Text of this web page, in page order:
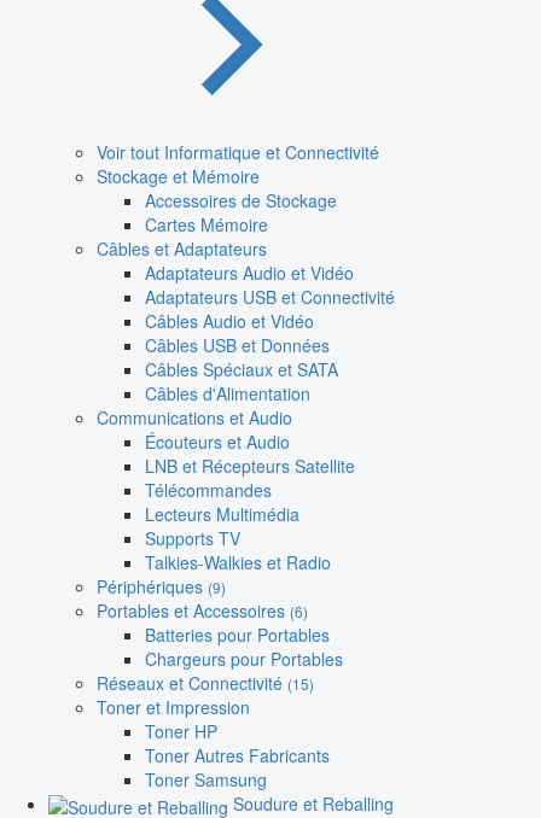
Voir tout Informatique et Connectivité
Stockage et Mémoire
Accessoires de Stockage
Cartes Mémoire
Câbles et Adaptateurs
Adaptateurs Audio et Vidéo
Adaptateurs USB et Connectivité
Câbles Audio et Vidéo
Câbles USB et Données
Câbles Spéciaux et SATA
Câbles d'Alimentation
Communications et Audio
Écouteurs et Audio
LNB et Récepteurs Satellite
Télécommandes
Lecteurs Multimédia
Supports TV
Talkies-Walkies et Radio
Périphériques (9)
Portables et Accessoires (6)
Batteries pour Portables
Chargeurs pour Portables
Réseaux et Connectivité (15)
Toner et Impression
Toner HP
Toner Autres Fabricants
Toner Samsung
Soudure et Reballing